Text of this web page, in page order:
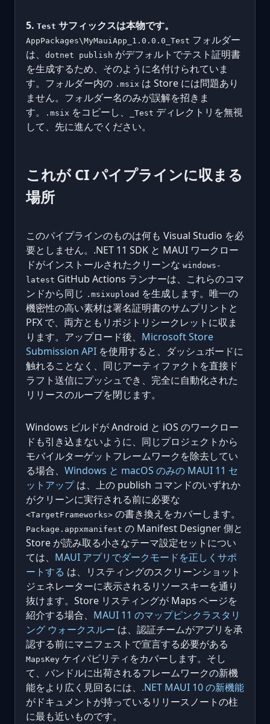
5. Test サフィックスは本物です。
AppPackages\MyMauiApp_1.0.0.0_Test フォルダー
は、
dotnet publish がデフォルトでテスト証明書
を生成するため、そのように名付けられていま
す。フォルダー内の .msix は Store には問題あり
ません。フォルダー名のみが誤解を招きま
す。
.msix をコピーし、 _Test ディレクトリを無視
して、先に進んでください。
これが CI パイプラインに収まる
場所
このパイプラインのものは何も Visual Studio を必
要としません。.NET 11 SDK と MAUI ワークロー
ドがインストールされたクリーンな windows-
latest GitHub Actions ランナーは、これらのコマ
ンドから同じ .msixupload を生成します。唯一の
機密性の高い素材は署名証明書のサムプリントと
PFX で、両方ともリポジトリシークレットに収ま
ります。アップロード後、 Microsoft Store
Submission API を使用すると、ダッシュボードに
触れることなく、同じアーティファクトを直接ド
ラフト送信にプッシュでき、完全に自動化された
リリースのループを閉じます。
Windows ビルドが Android と iOS のワークロー
ドも引き込まないように、同じプロジェクトから
モバイルターゲットフレームワークを除去してい
る場合、 Windows と macOS のみの MAUI 11 セ
ットアップは、上の publish コマンドのいずれか
がクリーンに実行される前に必要な
<TargetFrameworks> の書き換えをカバーします。
Package.appxmanifest の Manifest Designer 側と
Store が読み取る小さなテーマ設定セットについ
ては、 MAUI アプリでダークモードを正しくサポ
ートする は、リスティングのスクリーンショット
ジェネレーターに表示されるリソースキーを通り
抜けます。Store リスティングが Maps ページを
紹介する場合、 MAUI 11 のマップピンクラスタリ
ング ウォークスルー は、認証チームがアプリを承
認する前にマニフェストで宣言する必要がある
MapsKey ケイパビリティをカバーします。そし
て、バンドルに出荷されるフレームワークの新機
能をより広く見回るには、 .NET MAUI 10 の新機能
がドキュメントが持っているリリースノートの柱
に最も近いものです。